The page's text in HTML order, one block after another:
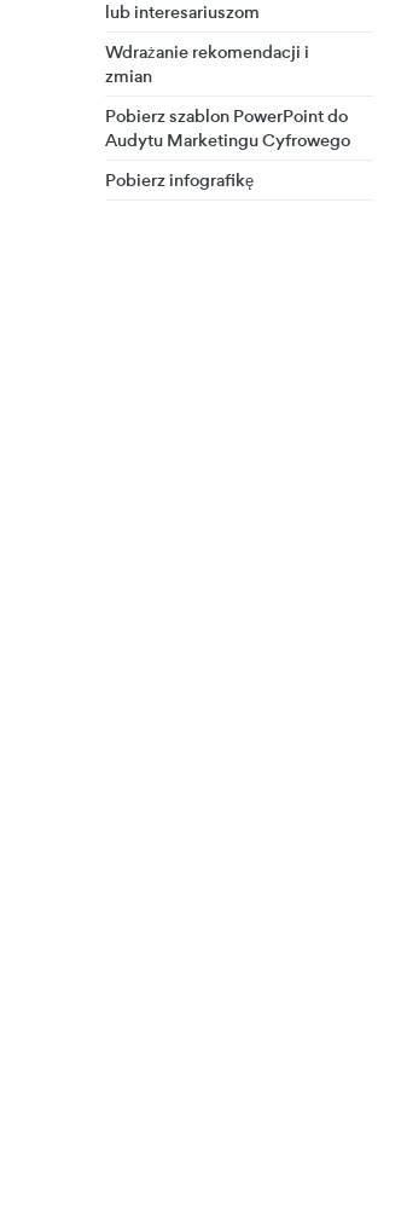
lub interesariuszom
Wdrażanie rekomendacji i
zmian
Pobierz szablon PowerPoint do
Audytu Marketingu Cyfrowego
Pobierz infografikę